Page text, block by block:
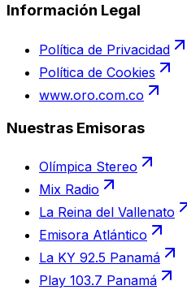
Información Legal
Política de Privacidad
Política de Cookies
www.oro.com.co
Nuestras Emisoras
Olímpica Stereo
Mix Radio
La Reina del Vallenato
Emisora Atlántico
La KY 92.5 Panamá
Play 103.7 Panamá